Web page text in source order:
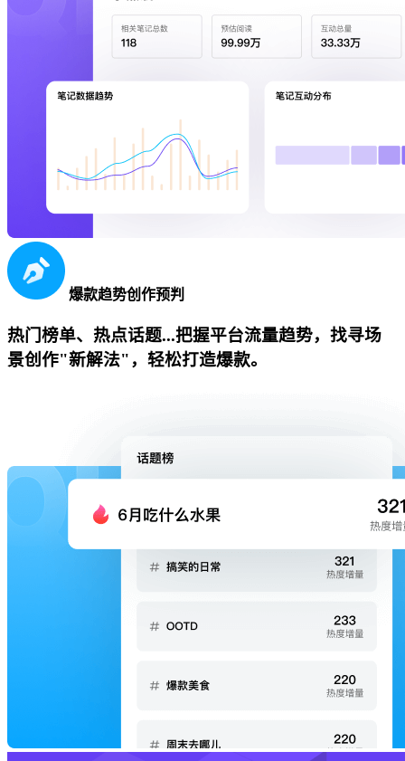
爆款趋势创作预判
热门榜单、热点话题...把握平台流量趋势，找寻场
景创作"新解法"，轻松打造爆款。